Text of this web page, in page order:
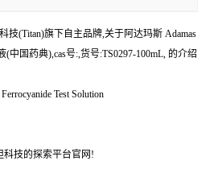
技(Titan)旗下自主品牌,关于阿达玛斯 Adamas
中国药典),cas号:,货号:TS0297-100mL, 的介绍
Test Solution
科技的探索平台官网!